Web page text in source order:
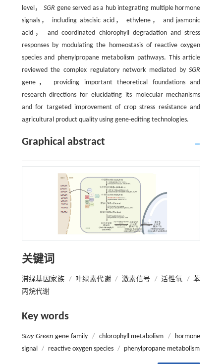
level，SGR gene served as a hub integrating multiple hormone
signals， including abscisic acid， ethylene， and jasmonic
acid， and coordinated chlorophyll degradation and stress
responses by modulating the homeostasis of reactive oxygen
species and phenylpropane metabolism pathways. This article
reviewed the complex regulatory network mediated bySGR
gene， providing important theoretical foundations and
research directions for elucidating its molecular mechanisms
and for targeted improvement of crop stress resistance and
agricultural product quality using gene-editing technologies.
Graphical abstract
关键词
滞绿基因家族 / 叶绿素代谢 / 激素信号 / 活性氧 / 苯
丙烷代谢
Key words
Stay-Greengene family / chlorophyll metabolism /
hormone
signal
/ reactive oxygen species / phenylpropane metabolism